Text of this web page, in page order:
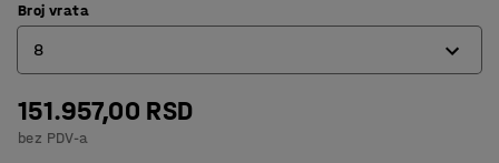
Broj vrata
8
4
6
151.957,00 RSD
bez PDV-a